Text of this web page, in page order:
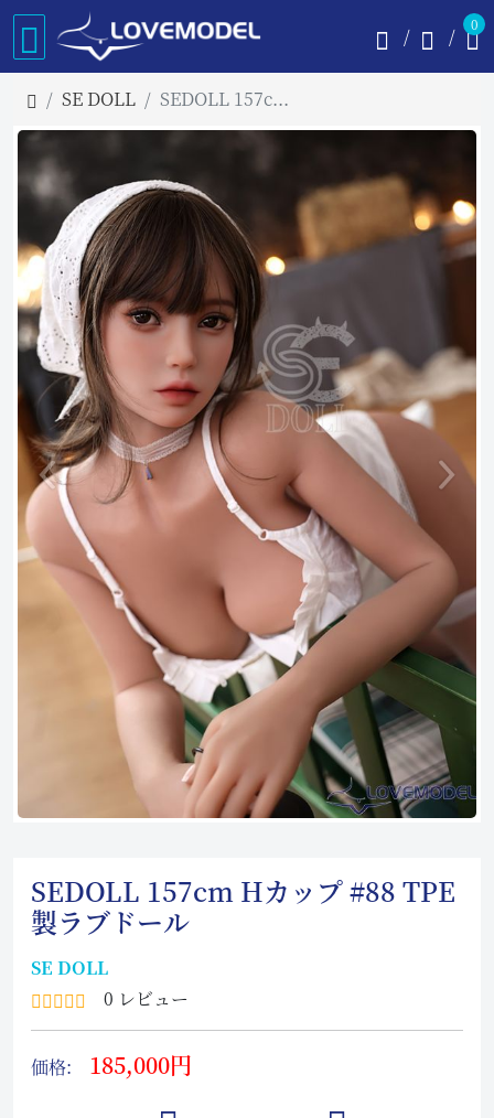
0
SE DOLL SEDOLL 157cm Hカップ #88 TPE製ラブドール
SEDOLL 157cm Hカップ #88 TPE
製ラブドール
SE DOLL
0 レビュー
価格: 185,000円